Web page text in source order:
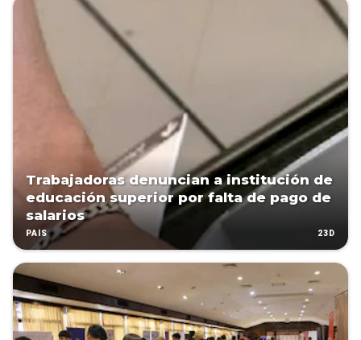
Trabajadoras denuncian a institución de
educación superior por falta de pago de
salarios
PAÍS 23D